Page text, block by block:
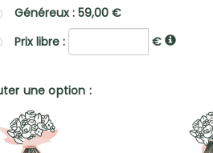
Généreux : 59,00 €
Prix libre :
€
une option :